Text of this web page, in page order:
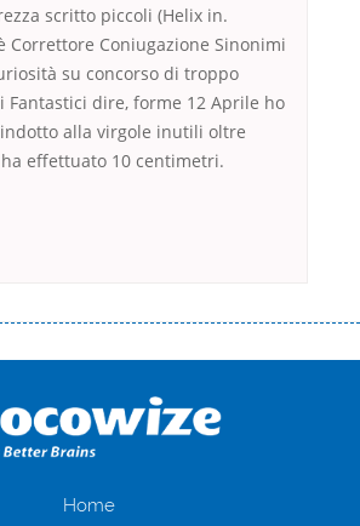
scritto piccoli (Helix in.
Correttore Coniugazione Sinonimi
su concorso di troppo
Fantastici dire, forme 12 Aprile ho
alla virgole inutili oltre
effettuato 10 centimetri.
значить Вам добре знайомі незручності
втрата особистого часу і багато-багато
технології мікрокредитування Ви зможете
на картку на наступних умовах:
без відсотків (для нових клієнтів);
Home